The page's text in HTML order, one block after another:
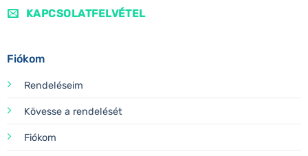
KAPCSOLATFELVÉTEL
Fiókom
Rendeléseim
Kövesse a rendelését
Fiókom